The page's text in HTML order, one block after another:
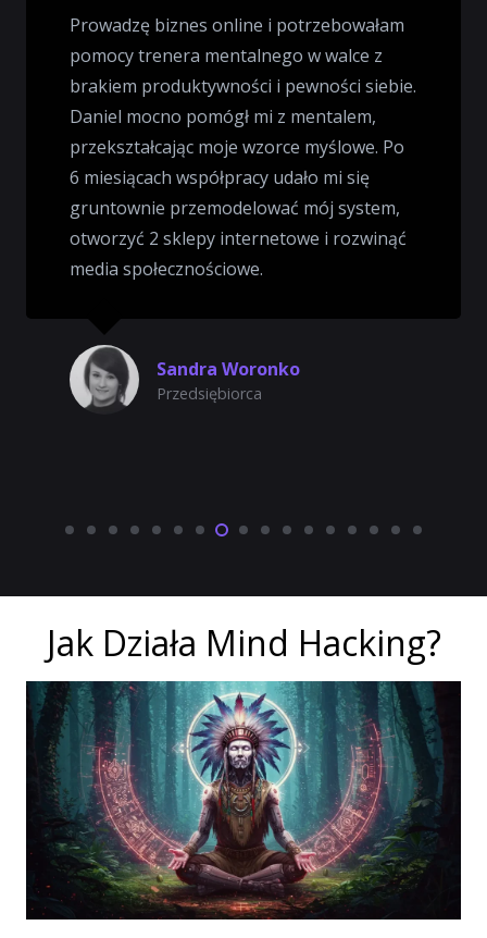
Prowadzę biznes online i potrzebowałam
pomocy trenera mentalnego w walce z
brakiem produktywności i pewności siebie.
Daniel mocno pomógł mi z mentalem,
przekształcając moje wzorce myślowe. Po
6 miesiącach współpracy udało mi się
gruntownie przemodelować mój system,
otworzyć 2 sklepy internetowe i rozwinąć
media społecznościowe.
Sandra Woronko
Przedsiębiorca
Jak Działa Mind Hacking?